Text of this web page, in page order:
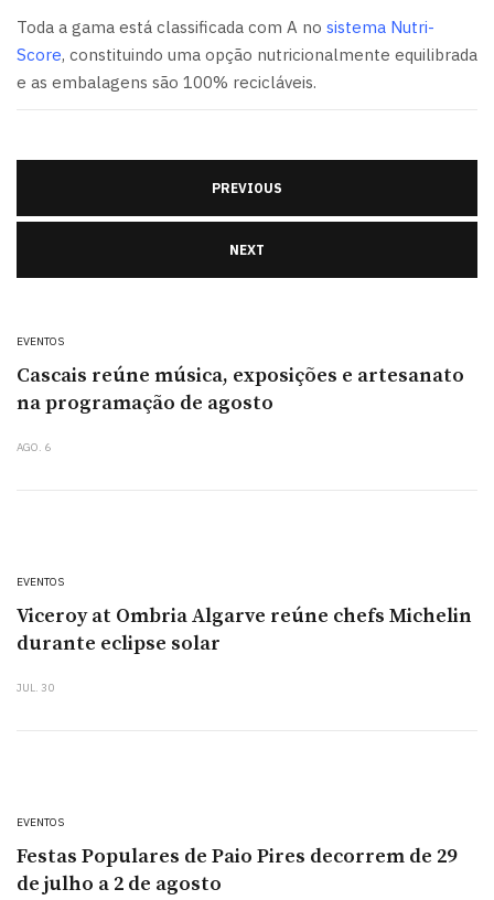
Toda a gama está classificada com A no sistema Nutri-
Score, constituindo uma opção nutricionalmente equilibrada
e as embalagens são 100% recicláveis.
PREVIOUS
NEXT
EVENTOS
Cascais reúne música, exposições e artesanato
na programação de agosto
AGO. 6
EVENTOS
Viceroy at Ombria Algarve reúne chefs Michelin
durante eclipse solar
JUL. 30
EVENTOS
Festas Populares de Paio Pires decorrem de 29
de julho a 2 de agosto